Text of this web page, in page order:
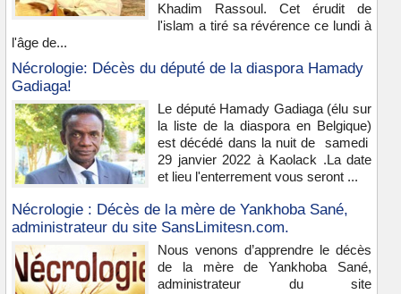
Khadim Rassoul. Cet érudit de
l'islam a tiré sa révérence ce lundi à
l'âge de...
Nécrologie: Décès du député de la diaspora Hamady
Gadiaga!
Le député Hamady Gadiaga (élu sur
la liste de la diaspora en Belgique)
est décédé dans la nuit de samedi
29 janvier 2022 à Kaolack .La date
et lieu l'enterrement vous seront ...
Nécrologie : Décès de la mère de Yankhoba Sané,
administrateur du site SansLimitesn.com.
Nous venons d’apprendre le décès
de la mère de Yankhoba Sané,
administrateur du site